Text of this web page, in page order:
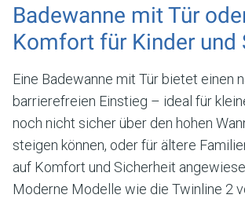
Badewanne mit Tür
Komfort für Kinder und
Eine Badewanne mit Tür bietet einen
barrierefreien Einstieg – ideal für
noch nicht sicher über den hohen
steigen können, oder für ältere
auf Komfort und Sicherheit
Moderne Modelle wie die Twinline 2